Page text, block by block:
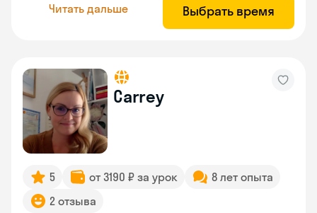
Читать дальше Выбрать время
Carrey
5 от 3190 ₽ за урок
8 лет опыта
2 отзыва